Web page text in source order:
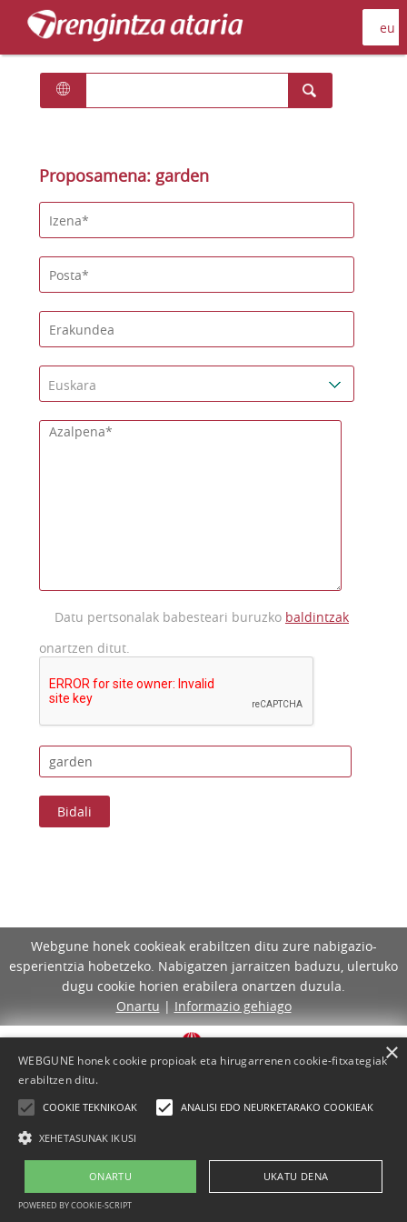
Proposamena: garden
Datu pertsonalak babesteari buruzko baldintzak
onartzen ditut.
Webgune honek cookieak erabiltzen ditu zure nabigazio-
esperientzia hobetzeko. Nabigatzen jarraitzen baduzu, ulertuko
dugu cookie horien erabilera onartzen duzula.
Onartu | Informazio gehiago
Lege-oharra Cookie-politika Laguntza
Kontaktua
WEBGUNE honek cookie propioak eta hirugarrenen cookie-fitxategiak
erabiltzen ditu.
COOKIE TEKNIKOAK ANALISI EDO NEURKETARAKO COOKIEAK
XEHETASUNAK IKUSI
ONARTU UKATU DENA
POWERED BY COOKIE-SCRIPT
×